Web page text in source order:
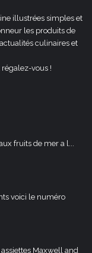
illustrées simples et
les produits de
culinaires et
vous !
fruits de mer a l...
voici le numéro
Maxwell and